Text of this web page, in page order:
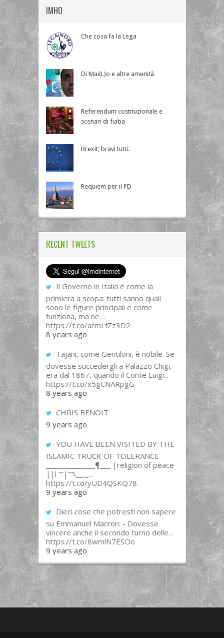
IMHO
Che cosa fa la Lega
Di Mai(L)o e altre amenità
Referendum costituzionale e
scenari di fiaba
Brexit; bravi tutti.
Requiem per il PD
RECENT TWEETS
Il Governo in Italia è come la
primiera a scopa: tutti sanno quali
sono le figure principali e come
funziona, ma ne…
https://t.co/armLfZz3D2
8 years ago
Tajani, come Gentiloni, è nobile. Se
dovesse succedergli a Palazzo Chigi,
era dal 1867, quando il Conte Luigi...
https://t.co/x5gCNARpgG
8 years ago
CHRIS BENOIT
9 years ago
YOU HAVE BEEN VISITED BY THE
ISLAMIC TRUCK OF TOLERANCE
______________¶___ |religion of peace
||l “”|””\__,_...
https://t.co/yUD4QSKQ78
9 years ago
Dieci cose che potresti non sapere
su Emmanuel Macron: - Dovesse
vincere anche il secondo turno delle...
https://t.co/8wmlN7ESOo
9 years ago